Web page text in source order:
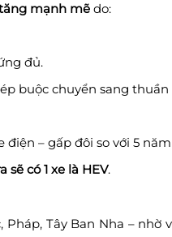
mạnh mẽ do:
đủ.
buộc chuyển sang thuần
điện – gấp đôi so với 5
sẽ có 1 xe là HEV.
Tây Ban Nha – nhờ